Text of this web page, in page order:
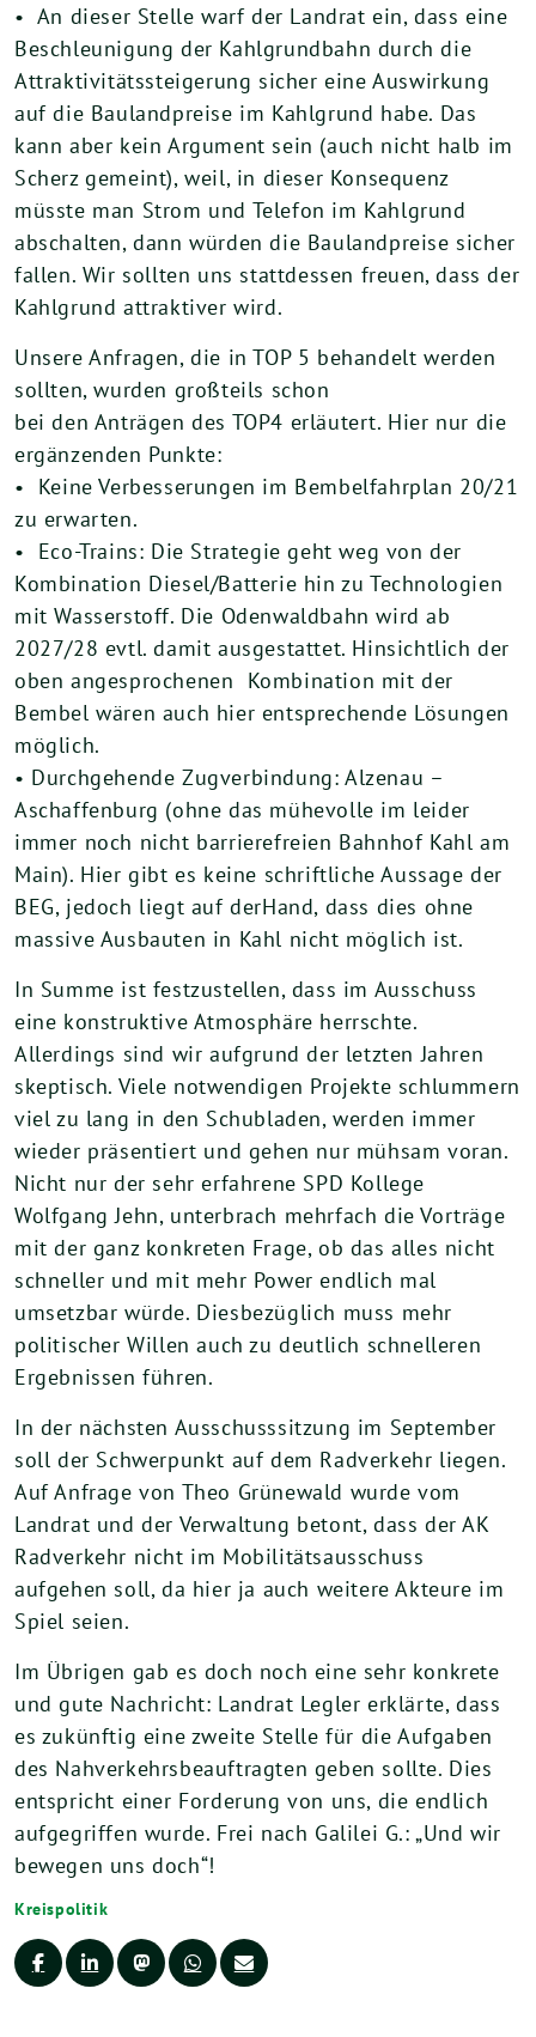
• An dieser Stelle warf der Landrat ein, dass eine
Beschleunigung der Kahlgrundbahn durch die
Attraktivitätssteigerung sicher eine Auswirkung
auf die Baulandpreise im Kahlgrund habe. Das
kann aber kein Argument sein (auch nicht halb im
Scherz gemeint), weil, in dieser Konsequenz
müsste man Strom und Telefon im Kahlgrund
abschalten, dann würden die Baulandpreise sicher
fallen. Wir sollten uns stattdessen freuen, dass der
Kahlgrund attraktiver wird.
Unsere Anfragen, die in TOP 5 behandelt werden
sollten, wurden großteils schon
bei den Anträgen des TOP4 erläutert. Hier nur die
ergänzenden Punkte:
• Keine Verbesserungen im Bembelfahrplan 20/21
zu erwarten.
• Eco-Trains: Die Strategie geht weg von der
Kombination Diesel/Batterie hin zu Technologien
mit Wasserstoff. Die Odenwaldbahn wird ab
2027/28 evtl. damit ausgestattet. Hinsichtlich der
oben angesprochenen Kombination mit der
Bembel wären auch hier entsprechende Lösungen
möglich.
• Durchgehende Zugverbindung: Alzenau –
Aschaffenburg (ohne das mühevolle im leider
immer noch nicht barrierefreien Bahnhof Kahl am
Main). Hier gibt es keine schriftliche Aussage der
BEG, jedoch liegt auf derHand, dass dies ohne
massive Ausbauten in Kahl nicht möglich ist.
In Summe ist festzustellen, dass im Ausschuss
eine konstruktive Atmosphäre herrschte.
Allerdings sind wir aufgrund der letzten Jahren
skeptisch. Viele notwendigen Projekte schlummern
viel zu lang in den Schubladen, werden immer
wieder präsentiert und gehen nur mühsam voran.
Nicht nur der sehr erfahrene SPD Kollege
Wolfgang Jehn, unterbrach mehrfach die Vorträge
mit der ganz konkreten Frage, ob das alles nicht
schneller und mit mehr Power endlich mal
umsetzbar würde. Diesbezüglich muss mehr
politischer Willen auch zu deutlich schnelleren
Ergebnissen führen.
In der nächsten Ausschusssitzung im September
soll der Schwerpunkt auf dem Radverkehr liegen.
Auf Anfrage von Theo Grünewald wurde vom
Landrat und der Verwaltung betont, dass der AK
Radverkehr nicht im Mobilitätsausschuss
aufgehen soll, da hier ja auch weitere Akteure im
Spiel seien.
Im Übrigen gab es doch noch eine sehr konkrete
und gute Nachricht: Landrat Legler erklärte, dass
es zukünftig eine zweite Stelle für die Aufgaben
des Nahverkehrsbeauftragten geben sollte. Dies
entspricht einer Forderung von uns, die endlich
aufgegriffen wurde. Frei nach Galilei G.: „Und wir
bewegen uns doch“!
Kreispolitik